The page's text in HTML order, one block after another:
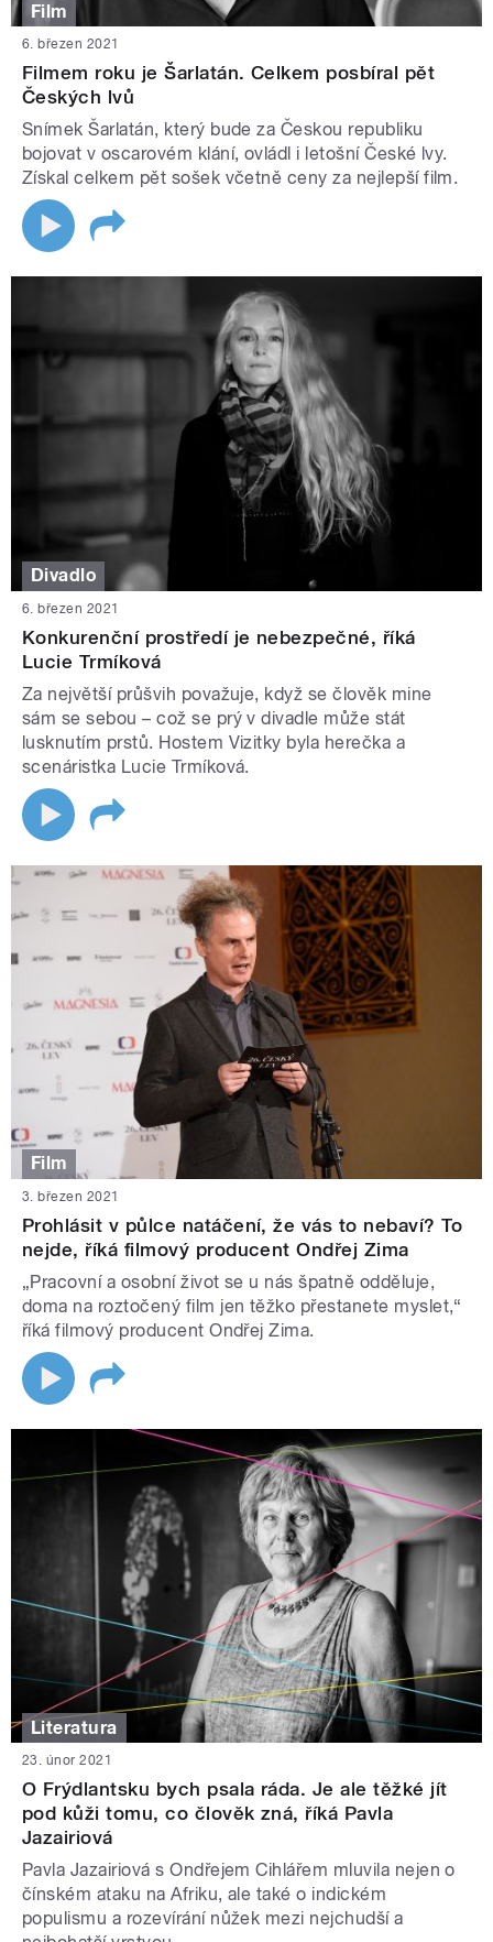
Film
6. březen 2021
Filmem roku je Šarlatán. Celkem posbíral pět
Českých lvů
Snímek Šarlatán, který bude za Českou republiku
bojovat v oscarovém klání, ovládl i letošní České lvy.
Získal celkem pět sošek včetně ceny za nejlepší film.
Divadlo
6. březen 2021
Konkurenční prostředí je nebezpečné, říká
Lucie Trmíková
Za největší průšvih považuje, když se člověk mine
sám se sebou – což se prý v divadle může stát
lusknutím prstů. Hostem Vizitky byla herečka a
scenáristka Lucie Trmíková.
Film
3. březen 2021
Prohlásit v půlce natáčení, že vás to nebaví? To
nejde, říká filmový producent Ondřej Zima
„Pracovní a osobní život se u nás špatně odděluje,
doma na roztočený film jen těžko přestanete myslet,“
říká filmový producent Ondřej Zima.
Literatura
23. únor 2021
O Frýdlantsku bych psala ráda. Je ale těžké jít
pod kůži tomu, co člověk zná, říká Pavla
Jazairiová
Pavla Jazairiová s Ondřejem Cihlářem mluvila nejen o
čínském ataku na Afriku, ale také o indickém
populismu a rozevírání nůžek mezi nejchudší a